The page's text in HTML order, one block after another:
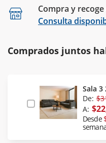
Compra y
Consulta
Comprados juntos
Sala
De:
A:
Desde